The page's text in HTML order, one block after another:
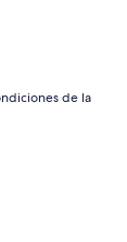
de la